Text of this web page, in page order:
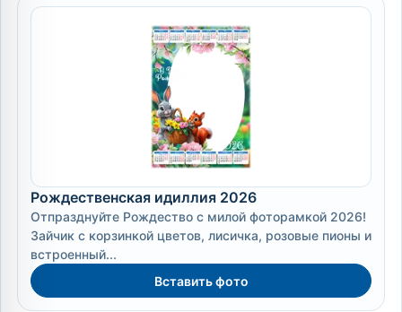
Рождественская идиллия 2026
Отпразднуйте Рождество с милой фоторамкой 2026!
Зайчик с корзинкой цветов, лисичка, розовые пионы и
встроенный...
Вставить фото